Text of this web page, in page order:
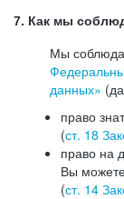
7. Как мы
Мы
данных»
право
(ст. 18
право на
Вы
(ст. 14